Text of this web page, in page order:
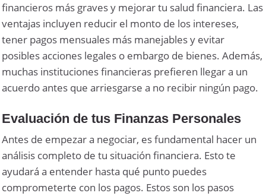
financieros más graves y mejorar tu salud financiera. Las
ventajas incluyen reducir el monto de los intereses,
tener pagos mensuales más manejables y evitar
posibles acciones legales o embargo de bienes. Además,
muchas instituciones financieras prefieren llegar a un
acuerdo antes que arriesgarse a no recibir ningún pago.
Evaluación de tus Finanzas Personales
Antes de empezar a negociar, es fundamental hacer un
análisis completo de tu situación financiera. Esto te
ayudará a entender hasta qué punto puedes
comprometerte con los pagos. Estos son los pasos